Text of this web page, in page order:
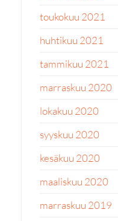
toukokuu 2021
huhtikuu 2021
tammikuu 2021
marraskuu 2020
lokakuu 2020
syyskuu 2020
kesäkuu 2020
maaliskuu 2020
marraskuu 2019